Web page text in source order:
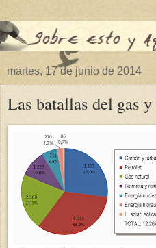
martes, 17 de junio de 2014
Las batallas del gas